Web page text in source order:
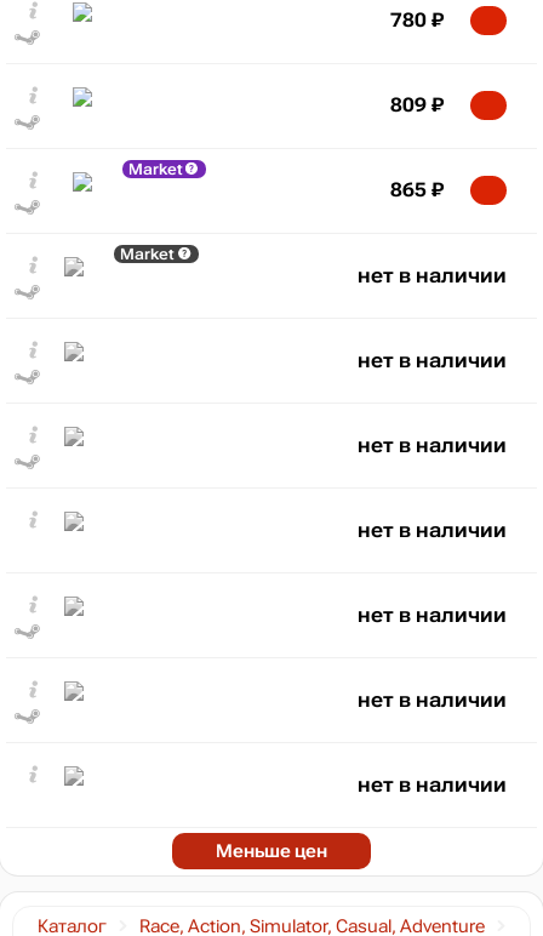
Каталог Race, Action, Simulator, Casual, Adventure
780 ₽
809 ₽
Market
865 ₽
Market
нет в наличии
нет в наличии
нет в наличии
нет в наличии
нет в наличии
нет в наличии
нет в наличии
Меньше цен